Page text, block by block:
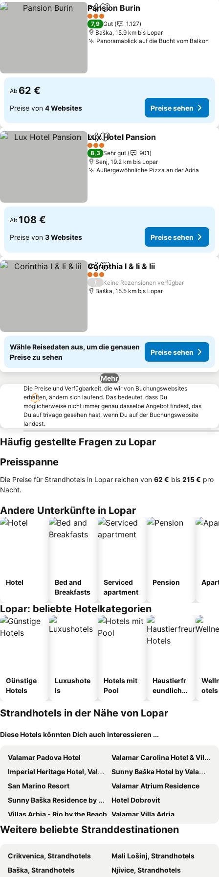
TeilenZu Favoriten hinzufügen
Pansion Burin
3 Sterne
7,9 Gut
1.127
Baška, 15.9 km bis Lopar
Panoramablick auf die Bucht vom Balkon
Ab 62 €
Preise von 4 Websites Preise sehen
TeilenZu Favoriten hinzufügen
Lux Hotel Pansion
3 Sterne
8,3 Sehr gut
901
Senj, 19.2 km bis Lopar
Außergewöhnliche Pizza an der Adria
Ab 108 €
Preise von 3 Websites Preise sehen
TeilenZu Favoriten hinzufügen
Corinthia I & Ii & Iii
3 Sterne
/
Keine Rezensionen verfügbar
Baška, 15.5 km bis Lopar
Wähle Reisedaten aus, um die genauen
Preise zu sehen
Preise sehen
Mehr
Die Preise und Verfügbarkeit, die wir von Buchungswebsites
erhalten, ändern sich laufend. Das bedeutet, dass Du
möglicherweise nicht immer genau dasselbe Angebot findest, das
Du auf trivago gesehen hast, wenn Du auf der Buchungswebsite
landest.
Häufig gestellte Fragen zu Lopar
Preisspanne
Die Preise für Strandhotels in Lopar reichen von ‎62 € bis ‎215 € pro
Nacht.
Andere Unterkünfte in Lopar
Hotel
Bed and
Breakfasts
Serviced
apartment
Pension
Lopar: beliebte Hotelkategorien
Günstige
Hotels
Luxushote
ls
Hotels mit
Pool
Haustierfr
eundliche
otels
Strandhotels in der Nähe von Lopar
Diese Hotels könnten Dich auch interessieren ...
Valamar Padova Hotel
Valamar Carolina Hotel & Villas
Imperial Heritage Hotel, Valamar Collection
Sunny Baška Hotel by Valamar, ex. Corinthia
San Marino Resort
Valamar Atrium Residence
Sunny Baška Residence by Valamar, ex. Zvonimir
Hotel Dobrovit
Villas Arbia - Rio by the Beach Valamar Villa Adria
Heritage Hotel Forza
Hotel Villa Barbat
Hotel & Resort Isola
Pansion Burin
Hotel Plaza
Luxury Suites Bellevue
Weitere beliebte Stranddestinationen
Crikvenica, Strandhotels
Mali Lošinj, Strandhotels
Baška, Strandhotels
Njivice, Strandhotels